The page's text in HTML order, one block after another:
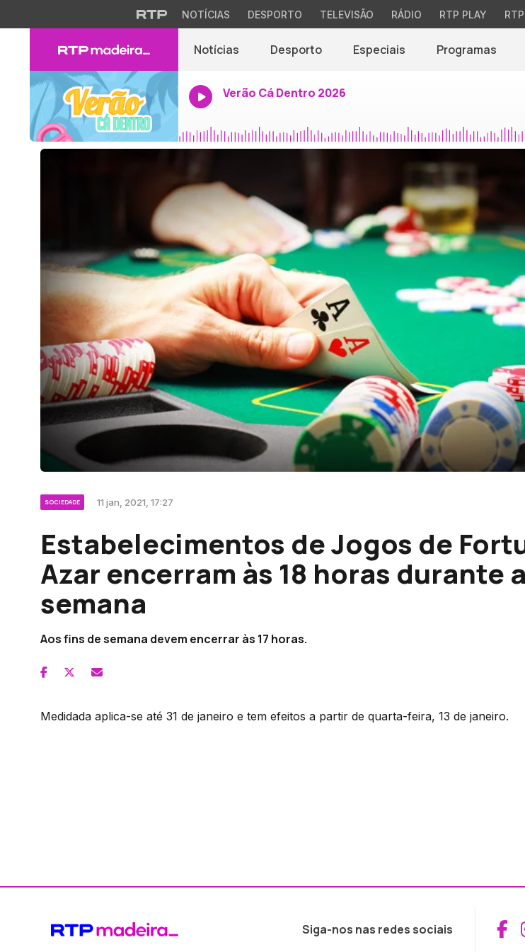
NOTÍCIAS DESPORTO TELEVISÃO RÁDIO RTP PLAY
Notícias Desporto Especiais Programas
Verão Cá Dentro 2026
SOCIEDADE 11 jan, 2021, 17:27
Estabelecimentos de Jogos de
Azar encerram às 18 horas durante a
semana
Aos fins de semana devem encerrar às 17 horas.
Medidada aplica-se até 31 de janeiro e tem efeitos a partir de quarta-feira, 13 de janeiro.
Siga-nos nas redes sociais